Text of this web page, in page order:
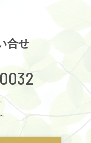
合せ